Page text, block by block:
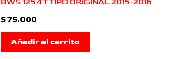
$75.000
Añadir al carrito